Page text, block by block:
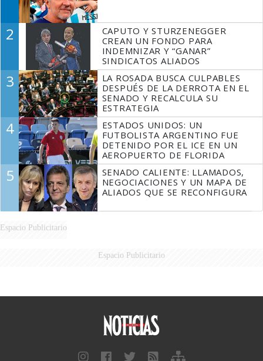
2
CAPUTO Y STURZENEGGER
CREAN UN FONDO PARA
INDEMNIZAR Y “GANAR”
SINDICATOS ALIADOS
3
LA ROSADA BUSCA CULPABLES
DESPUÉS DE LA DERROTA EN EL
SENADO Y RECALCULA SU
ESTRATEGIA
4
ESTADOS UNIDOS: UN
FUTBOLISTA ARGENTINO FUE
DETENIDO POR EL ICE EN UN
AEROPUERTO DE FLORIDA
5
SENADO CALIENTE: LLAMADOS,
NEGOCIACIONES Y UN MAPA DE
ALIADOS QUE SE RECONFIGURA
Espacio Publicitario
Espacio Publicitario